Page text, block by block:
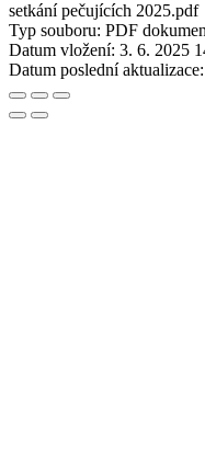
setkání pečujících 2025.pdf
Typ souboru: PDF
Datum vložení: 3. 6. 2025
Datum poslední aktualizace: